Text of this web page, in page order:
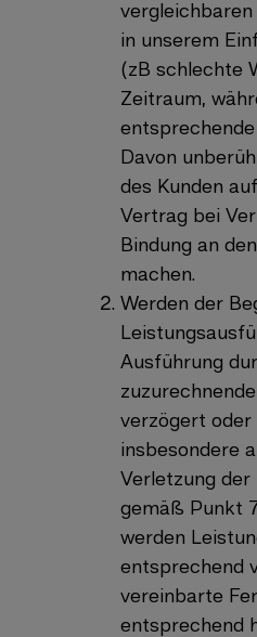
vergleichbaren
in unserem
(zB schlechte
Zeitraum,
Davon
des Kunden
Vertrag bei
Bindung an
machen.
Werden der
Ausführung
verzögert
insbesondere
Verletzung
gemäß Punkt
werden
entsprechend
vereinbarte
entsprechend